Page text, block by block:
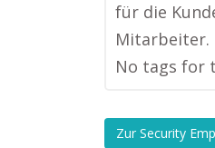
für die
Mitarbeiter.
No tags for
Zur Security